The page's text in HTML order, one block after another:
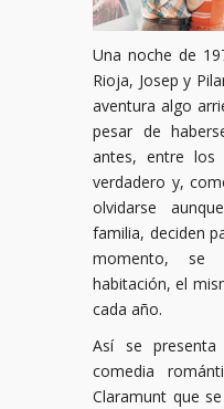
Una noche de
Rioja, Josep y
aventura algo
pesar de
antes, entre los
verdadero y,
olvidarse
familia, deciden
momento, se
habitación, el
cada año.
Así se presenta
comedia
Claramunt que